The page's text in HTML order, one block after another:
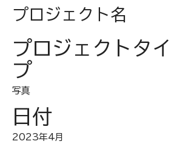
プロジェクト名
プロジェクトタイ
プ
写真
日付
2023年4月